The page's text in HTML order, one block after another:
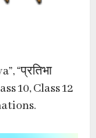
“प्रतिभा
10, Class 12